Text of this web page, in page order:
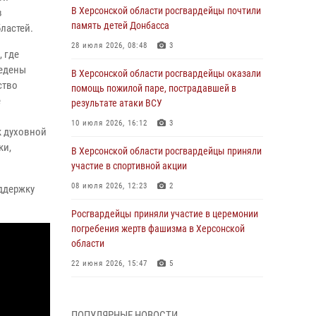
где
духовной
В Херсонской области росгвардейцы почтили
память детей Донбасса
28 июля 2026, 08:48 3
В Херсонской области росгвардейцы оказали
помощь пожилой паре, пострадавшей в
результате атаки ВСУ
10 июля 2026, 16:12 3
В Херсонской области росгвардейцы приняли
участие в спортивной акции
08 июля 2026, 12:23 2
Росгвардейцы приняли участие в церемонии
погребения жертв фашизма в Херсонской
области
22 июня 2026, 15:47 5